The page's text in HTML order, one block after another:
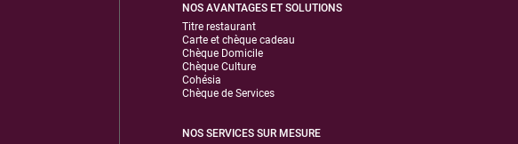
NOS AVANTAGES ET SOLUTIONS
Titre restaurant
Carte et chèque cadeau
Chèque Domicile
Chèque Culture
Cohésia
Chèque de Services
NOS SERVICES SUR MESURE